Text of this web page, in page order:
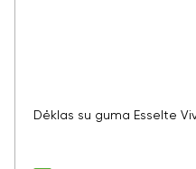
Dėklas su guma Esselte